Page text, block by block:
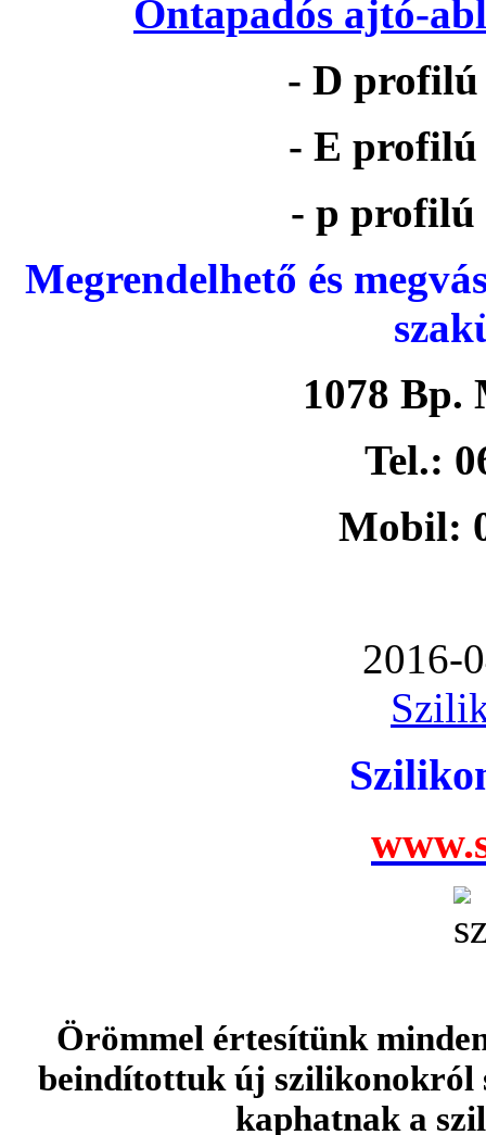
Öntapadós ajtó-
- D profilú
- E profilú
- p profilú
Megrendelhető és
1078 Bp.
Tel.:
Mobil:
2016-
Örömmel értesítünk
beindítottuk új szilikonokról
kaphatnak a